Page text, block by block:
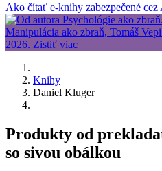
Ako čítať e-knihy zabezpečené
Knihy
Daniel Kluger
Produkty od
so sivou obálkou